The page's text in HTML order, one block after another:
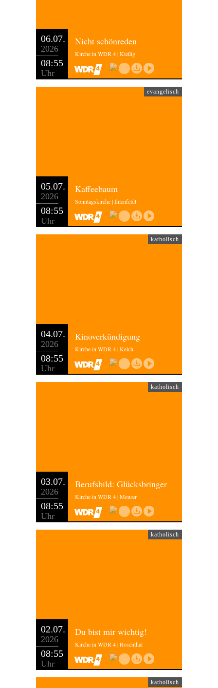
06.07.
2026
08:55
Uhr
Nicht schönreden
Kirche in WDR 4 | Kießig
evangelisch
05.07.
2026
08:55
Uhr
Kaffeebaum
Sonntagskirche | Ihlenfeldt
katholisch
04.07.
2026
08:55
Uhr
Kinoverkündigung
Kirche in WDR 4 | Kelch
katholisch
03.07.
2026
08:55
Uhr
Berufsbild: Glücksbringer
Kirche in WDR 4 | Meurer
katholisch
02.07.
2026
08:55
Uhr
Du bist mir wichtig!
Kirche in WDR 4 | Rosenthal
katholisch